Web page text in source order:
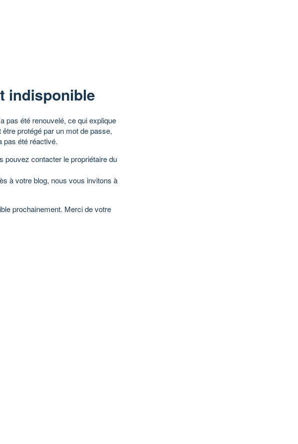
indisponible
pas été renouvelé, ce qui explique
protégé par un mot de passe,
pas été réactivé.
pouvez contacter le propriétaire du
à votre blog, nous vous invitons à
prochainement. Merci de votre